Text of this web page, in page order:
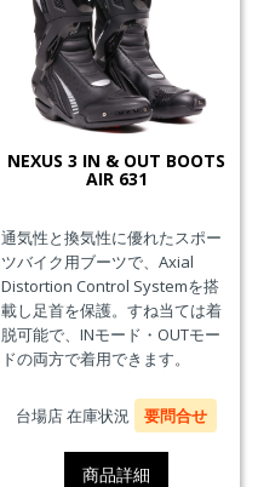
NEXUS 3 IN & OUT BOOTS
AIR 631
通気性と換気性に優れたスポー
ツバイク用ブーツで、Axial
Distortion Control Systemを搭
載し足首を保護。すね当ては着
脱可能で、INモード・OUTモー
ドの両方で着用できます。
台場店 在庫状況 要問合せ
商品詳細